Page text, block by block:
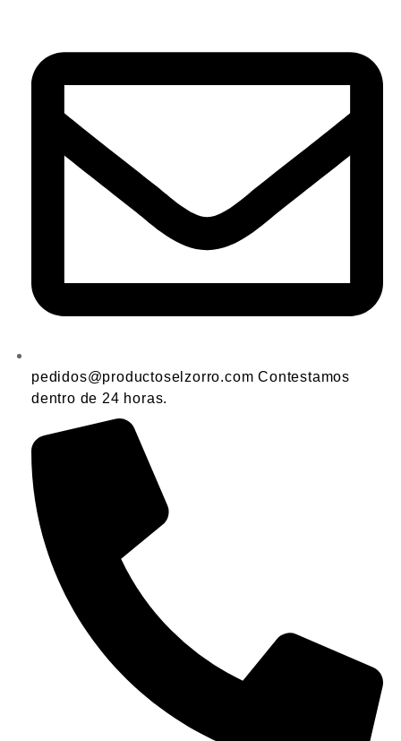
pedidos@productoselzorro.com Contestamos
dentro de 24 horas.